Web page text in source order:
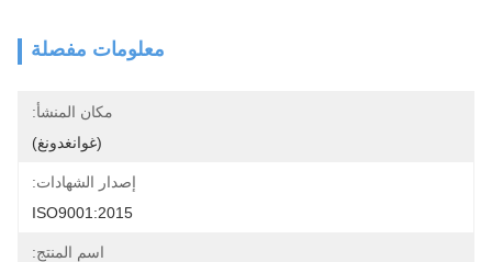
معلومات مفصلة
مكان المنشأ:
(غوانغدونغ)
إصدار الشهادات:
ISO9001:2015
اسم المنتج: